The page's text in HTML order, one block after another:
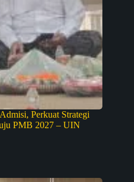
Perkuat Strategi
PMB 2027 – UIN